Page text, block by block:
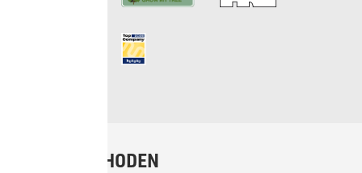
BEZAHLMETHODEN